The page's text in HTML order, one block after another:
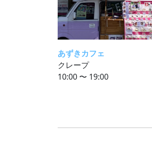
あずきカフェ
クレープ
10:00 〜 19:00